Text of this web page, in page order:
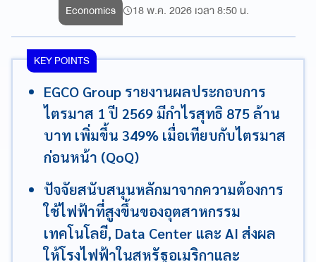
Economics 18 พ.ค. 2026 เวลา 8:50 น.
KEY POINTS
EGCO Group รายงานผลประกอบการ
ไตรมาส 1 ปี 2569 มีกำไรสุทธิ 875 ล้าน
บาท เพิ่มขึ้น 349% เมื่อเทียบกับไตรมาส
ก่อนหน้า (QoQ)
ปัจจัยสนับสนุนหลักมาจากความต้องการ
ใช้ไฟฟ้าที่สูงขึ้นของอุตสาหกรรม
เทคโนโลยี, Data Center และ AI ส่งผล
ให้โรงไฟฟ้าในสหรัฐอเมริกาและ